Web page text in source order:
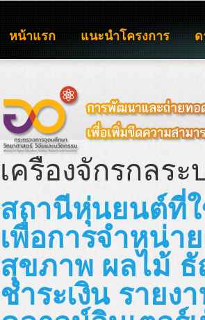
หน้าแรก แนะนำโครงการ
เครื่องจักรกลร
สถานีหุ่นยนต์ที่ใ
เพื่อการจำหน่า
สุขภาพ ผลไม้
ชำระเงิน ราย